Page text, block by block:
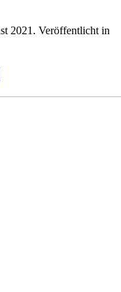
2021 . Veröffentlicht in